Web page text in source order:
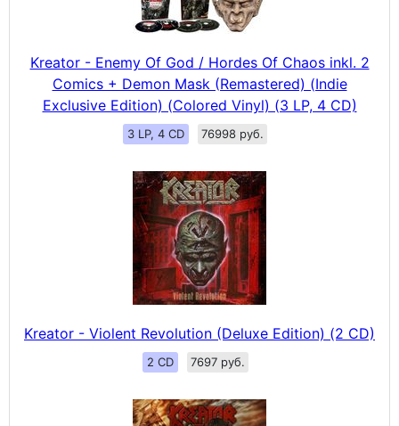
Kreator - Enemy Of God / Hordes Of Chaos inkl. 2
Comics + Demon Mask (Remastered) (Indie
Exclusive Edition) (Colored Vinyl) (3 LP, 4 CD)
3 LP, 4 CD 76998 руб.
Kreator - Violent Revolution (Deluxe Edition) (2 CD)
2 CD 7697 руб.